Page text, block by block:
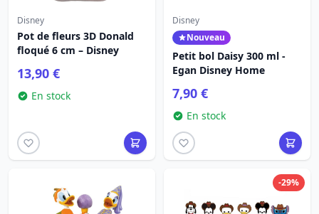
Disney
Pot de fleurs 3D Donald
floqué 6 cm – Disney
13,90 €
En stock
Disney
Nouveau
Petit bol Daisy 300 ml -
Egan Disney Home
7,90 €
En stock
-29%